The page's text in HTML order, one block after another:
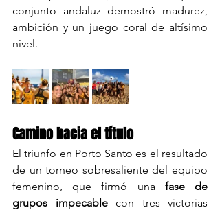
conjunto andaluz demostró madurez,
ambición y un juego coral de altísimo
nivel.
Camino hacia el título
El triunfo en Porto Santo es el resultado
de un torneo sobresaliente del equipo
femenino, que firmó una fase de
grupos impecable con tres victorias